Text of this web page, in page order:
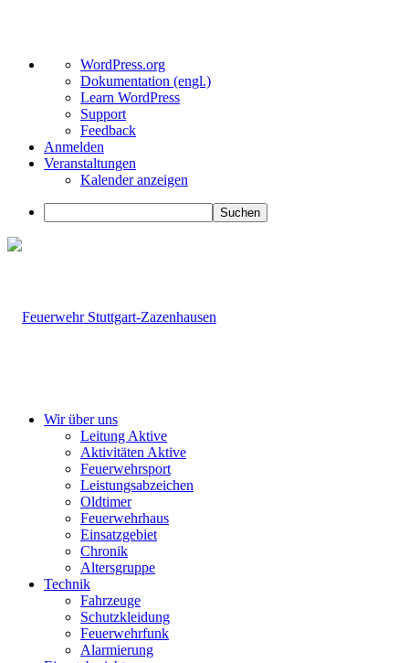
Über
WordPress
WordPress.org
Dokumentation (engl.)
Learn WordPress
Support
Feedback
Anmelden
Veranstaltungen
Kalender anzeigen
Suchen
Wir über uns
Leitung Aktive
Aktivitäten Aktive
Feuerwehrsport
Leistungsabzeichen
Oldtimer
Feuerwehrhaus
Einsatzgebiet
Chronik
Altersgruppe
Technik
Fahrzeuge
Schutzkleidung
Feuerwehrfunk
Alarmierung